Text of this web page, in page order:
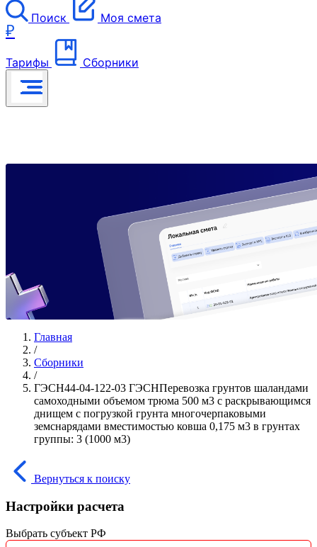
Поиск Моя смета
₽
Тарифы Сборники
Главная
/
Сборники
/
ГЭСН44-04-122-03 ГЭСНПеревозка грунтов шаландами
самоходными объемом трюма 500 м3 с раскрывающимся
днищем с погрузкой грунта многочерпаковыми
земснарядами вместимостью ковша 0,175 м3 в грунтах
группы: 3 (1000 м3)
Вернуться к поиску
Настройки расчета
Выбрать субъект РФ